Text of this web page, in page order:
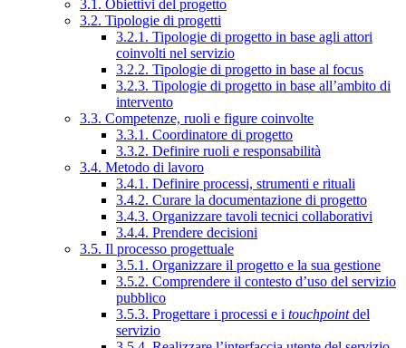
3.1. Obiettivi del progetto
3.2. Tipologie di progetti
3.2.1. Tipologie di progetto in base agli attori
coinvolti nel servizio
3.2.2. Tipologie di progetto in base al focus
3.2.3. Tipologie di progetto in base all’ambito di
intervento
3.3. Competenze, ruoli e figure coinvolte
3.3.1. Coordinatore di progetto
3.3.2. Definire ruoli e responsabilità
3.4. Metodo di lavoro
3.4.1. Definire processi, strumenti e rituali
3.4.2. Curare la documentazione di progetto
3.4.3. Organizzare tavoli tecnici collaborativi
3.4.4. Prendere decisioni
3.5. Il processo progettuale
3.5.1. Organizzare il progetto e la sua gestione
3.5.2. Comprendere il contesto d’uso del servizio
pubblico
3.5.3. Progettare i processi e i touchpointdel
servizio